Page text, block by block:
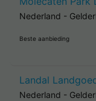
Nederland -
Beste aanbieding
Landal
Nederland -